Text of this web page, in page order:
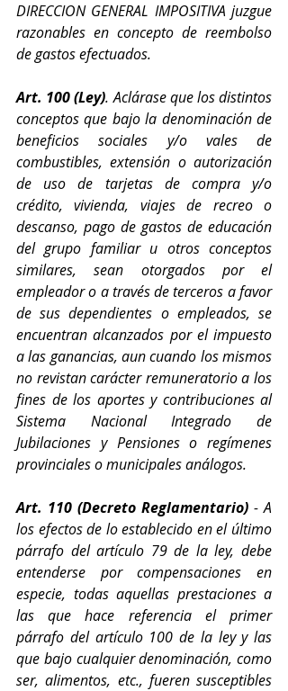
DIRECCION GENERAL IMPOSITIVA juzgue
razonables en concepto de reembolso
de gastos efectuados.
Art. 100 (Ley). Aclárase que los distintos
conceptos que bajo la denominación de
beneficios sociales y/o vales de
combustibles, extensión o autorización
de uso de tarjetas de compra y/o
crédito, vivienda, viajes de recreo o
descanso, pago de gastos de educación
del grupo familiar u otros conceptos
similares, sean otorgados por el
empleador o a través de terceros a favor
de sus dependientes o empleados, se
encuentran alcanzados por el impuesto
a las ganancias, aun cuando los mismos
no revistan carácter remuneratorio a los
fines de los aportes y contribuciones al
Sistema Nacional Integrado de
Jubilaciones y Pensiones o regímenes
provinciales o municipales análogos.
Art. 110 (Decreto Reglamentario) - A
los efectos de lo establecido en el último
párrafo del artículo 79 de la ley, debe
entenderse por compensaciones en
especie, todas aquellas prestaciones a
las que hace referencia el primer
párrafo del artículo 100 de la ley y las
que bajo cualquier denominación, como
ser, alimentos, etc., fueren susceptibles